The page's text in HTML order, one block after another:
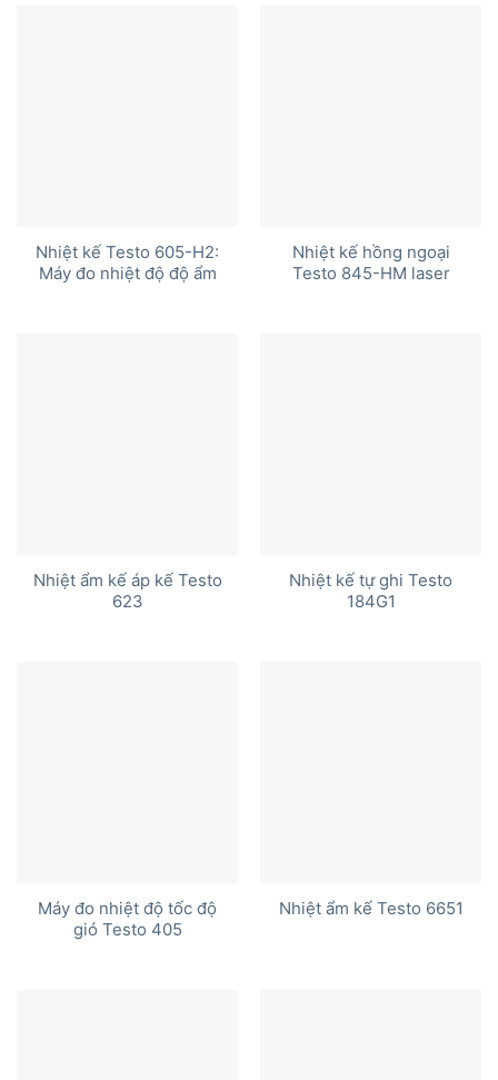
Nhiệt kế Testo 605-H2:
Máy đo nhiệt độ độ ẩm
Nhiệt kế hồng ngoại
Testo 845-HM laser
Nhiệt ẩm kế áp kế Testo
623
Nhiệt kế tự ghi Testo
184G1
Máy đo nhiệt độ tốc độ
gió Testo 405
Nhiệt ẩm kế Testo 6651